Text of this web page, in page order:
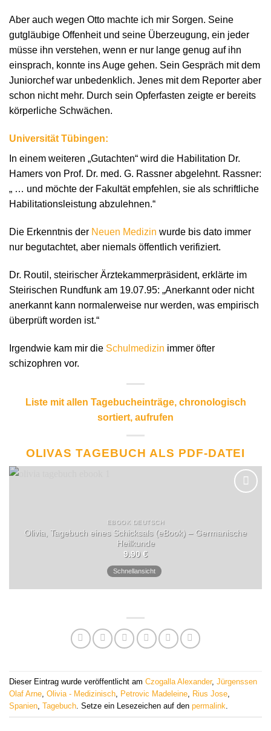
Aber auch wegen Otto machte ich mir Sorgen. Seine
gutgläubige Offenheit und seine Überzeugung, ein jeder
müsse ihn verstehen, wenn er nur lange genug auf ihn
einsprach, konnte ins Auge gehen. Sein Gespräch mit dem
Juniorchef war unbedenklich. Jenes mit dem Reporter aber
schon nicht mehr. Durch sein Opferfasten zeigte er bereits
körperliche Schwächen.
Universität Tübingen:
In einem weiteren „Gutachten“ wird die Habilitation Dr.
Hamers von Prof. Dr. med. G. Rassner abgelehnt. Rassner:
„ … und möchte der Fakultät empfehlen, sie als schriftliche
Habilitationsleistung abzulehnen.“
Die Erkenntnis der Neuen Medizin wurde bis dato immer
nur begutachtet, aber niemals öffentlich verifiziert.
Dr. Routil, steirischer Ärztekammerpräsident, erklärte im
Steirischen Rundfunk am 19.07.95: „Anerkannt oder nicht
anerkannt kann normalerweise nur werden, was empirisch
überprüft worden ist.“
Irgendwie kam mir die Schulmedizin immer öfter
schizophren vor.
Liste mit allen Tagebucheinträge, chronologisch
sortiert, aufrufen
OLIVAS TAGEBUCH ALS PDF-DATEI
EBOOK DEUTSCH
Olivia, Tagebuch eines Schicksals (eBook) – Germanische
Heilkunde
9.90 €
Schnellansicht
Dieser Eintrag wurde veröffentlicht am Czogalla Alexander, Jürgenssen
Olaf Arne Olivia - Medizinisch Petrovic Madeleine Rius Jose
Spanien Tagebuch . Setze ein Lesezeichen auf den permalink